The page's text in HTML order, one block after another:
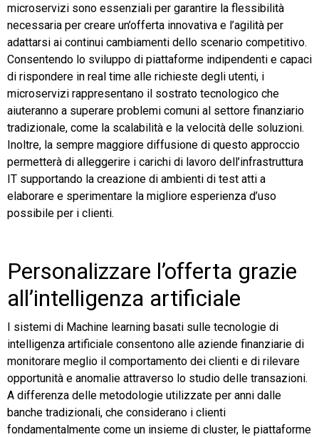
microservizi sono essenziali per garantire la flessibilità
necessaria per creare un’offerta innovativa e l’agilità per
adattarsi ai continui cambiamenti dello scenario competitivo.
Consentendo lo sviluppo di piattaforme indipendenti e capaci
di rispondere in real time alle richieste degli utenti, i
microservizi rappresentano il sostrato tecnologico che
aiuteranno a superare problemi comuni al settore finanziario
tradizionale, come la scalabilità e la velocità delle soluzioni.
Inoltre, la sempre maggiore diffusione di questo approccio
permetterà di alleggerire i carichi di lavoro dell’infrastruttura
IT supportando la creazione di ambienti di test atti a
elaborare e sperimentare la migliore esperienza d’uso
possibile per i clienti.
Personalizzare l’offerta grazie
all’intelligenza artificiale
I sistemi di Machine learning basati sulle tecnologie di
intelligenza artificiale consentono alle aziende finanziarie di
monitorare meglio il comportamento dei clienti e di rilevare
opportunità e anomalie attraverso lo studio delle transazioni.
A differenza delle metodologie utilizzate per anni dalle
banche tradizionali, che considerano i clienti
fondamentalmente come un insieme di cluster, le piattaforme